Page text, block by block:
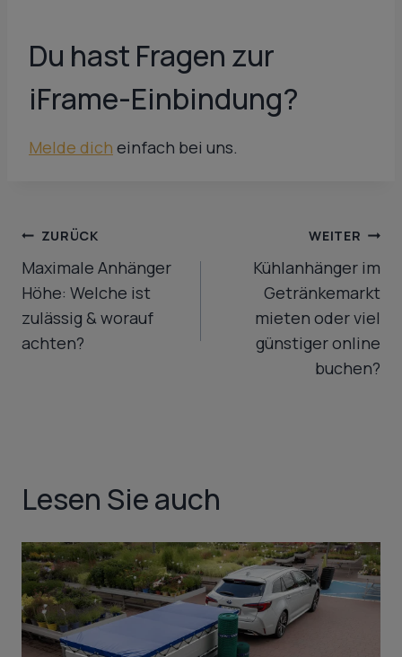
Du hast Fragen zur
iFrame-Einbindung?
Melde dich einfach bei uns.
Beitragsnavigation
ZURÜCK
Maximale Anhänger
Höhe: Welche ist
zulässig & worauf
achten?
WEITER
Kühlanhänger im
Getränkemarkt
mieten oder viel
günstiger online
buchen?
Lesen Sie auch